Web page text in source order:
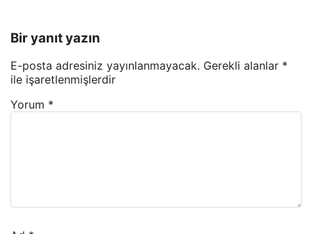
Bir yanıt yazın
E-posta adresiniz yayınlanmayacak. Gerekli alanlar *
ile işaretlenmişlerdir
Yorum *